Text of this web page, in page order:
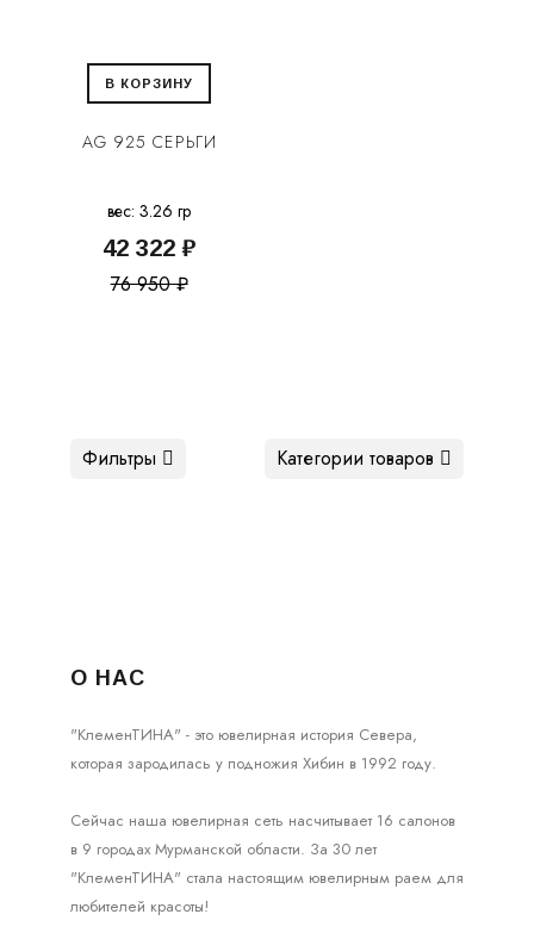
В КОРЗИНУ
AG 925 СЕРЬГИ
вес: 3.26 гр
42 322 ₽
76 950 ₽
Категории товаров
Фильтры
О НАС
"КлеменТИНА" - это ювелирная история Севера,
которая зародилась у подножия Хибин в 1992 году.
Сейчас наша ювелирная сеть насчитывает 16 салонов
в 9 городах Мурманской области. За 30 лет
"КлеменТИНА" стала настоящим ювелирным раем для
любителей красоты!